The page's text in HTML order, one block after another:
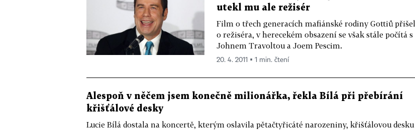
utekl mu ale režisér
Film o třech generacích mafiánské rodiny Gottiů přišel
o režiséra, v herecekém obsazení se však stále počítá s
Johnem Travoltou a Joem Pescim.
20. 4. 2011 ▪ 1 min. čtení
Alespoň v něčem jsem konečně milionářka, řekla Bílá při přebírání
křišťálové desky
Lucie Bílá dostala na koncertě, kterým oslavila pětačtyřicáté narozeniny, křišťálovou desku